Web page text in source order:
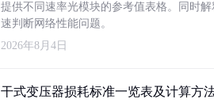
提供不同速率光模块的参考值表格。同时
速判断网络性能问题。
2026年8月4日
干式变压器损耗标准一览表及计算方